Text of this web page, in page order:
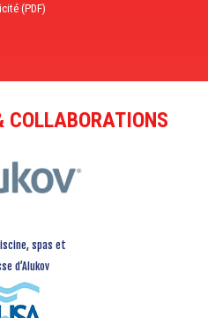
(PDF)
COLLABORATIONS
spas et
d’Alukov